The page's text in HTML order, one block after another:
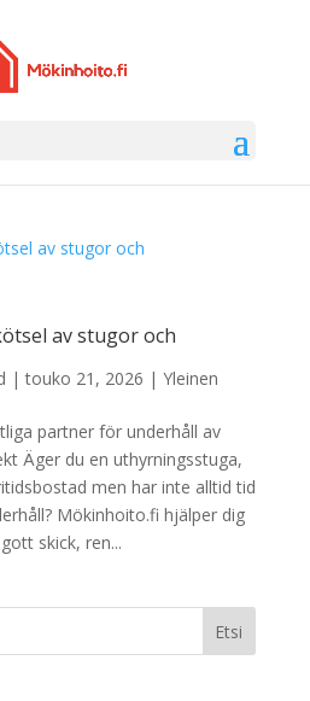
av stugor och
|touko 21, 2026 | Yleinen
partner för underhåll av
Äger du en uthyrningsstuga,
men har inte alltid tid
Mökinhoito.fi hjälper dig
skick, ren...
Etsi